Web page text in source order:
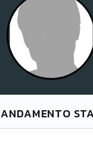
ANDAMENTO